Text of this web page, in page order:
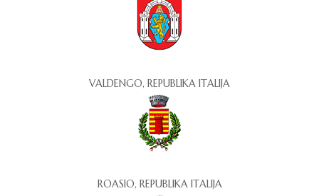
VALDENGO, REPUBLIKA ITALIJA
ROASIO, REPUBLIKA ITALIJA